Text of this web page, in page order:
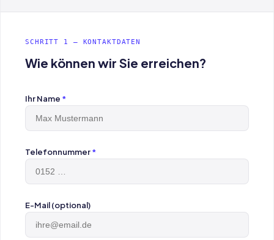
SCHRITT 1 — KONTAKTDATEN
Wie können wir Sie erreichen?
Ihr Name *
Telefonnummer*
E-Mail (optional)